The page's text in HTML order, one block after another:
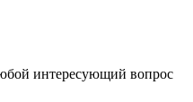
интересующий вопрос